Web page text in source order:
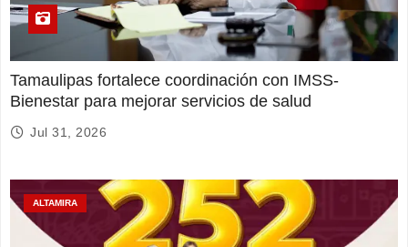
Tamaulipas fortalece coordinación con IMSS-
Bienestar para mejorar servicios de salud
Jul 31, 2026
ALTAMIRA